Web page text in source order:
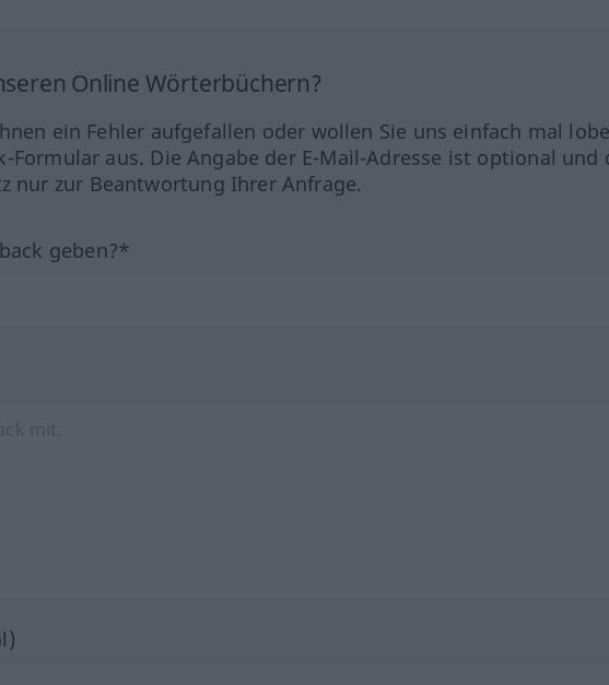
Online Wörterbüchern?
ein Fehler aufgefallen oder wollen Sie uns einfach mal
Formular aus. Die Angabe der E-Mail-Adresse ist optional und
nur zur Beantwortung Ihrer Anfrage.
geben?*